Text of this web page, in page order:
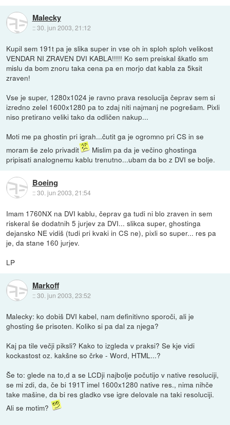
Malecky
::30. jun 2003, 21:12
Kupil sem 191t pa je slika super in vse oh in sploh sploh velikost
VENDAR NI ZRAVEN DVI KABLA!!!!! Ko sem preiskal škatlo sm
mislu da bom znoru taka cena pa en morjo dat kabla za 5ksit
zraven!
Vse je super, 1280x1024 je ravno prava resolucija čeprav sem si
izredno zelel 1600x1280 pa to zdaj niti najmanj ne pogrešam. Pixli
niso pretirano veliki tako da odličen nakup...
Moti me pa ghostin pri igrah...čutit ga je ogromno pri CS in se
moram še zelo privadit
Mislim pa da je večino ghostinga
pripisati analognemu kablu trenutno...ubam da bo z DVI se bolje.
Boeing
::30. jun 2003, 21:54
Imam 1760NX na DVI kablu, čeprav ga tudi ni blo zraven in sem
riskeral še dodatnih 5 jurjev za DVI... slikca super, ghostinga
dejansko NE vidiš (tudi pri kvaki in CS ne), pixli so super... res pa
je, da stane 160 jurjev.
LP
Markoff
::30. jun 2003, 23:52
Malecky: ko dobiš DVI kabel, nam definitivno sporoči, ali je
ghosting še prisoten. Koliko si pa dal za njega?
Kaj pa tile večji piksli? Kako to izgleda v praksi? Se kje vidi
kockastost oz. kakšne so črke - Word, HTML...?
Še to: glede na to,d a se LCDji najbolje počutijo v native resoluciji,
se mi zdi, da, če bi 191T imel 1600x1280 native res., nima nihče
take mašine, da bi res gladko vse igre delovale na taki resoluciji.
Ali se motim?